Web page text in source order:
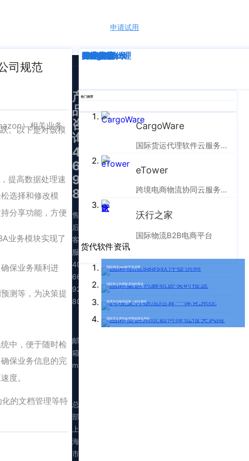
申请试用
司规范
）相关业务
。以下是对该模
提高数据处理速
选择和修改模
分享功能，方便
业务模块实现了
保业务顺利进
测等，为决策提
中，便于随时检
保业务信息的完
度。
的文档管理等特
深度解析
企业动态
行业资讯
eTower
CargoWare
跨境电商
国际货运代理
SaaS云技术
国际物流
热门推荐
CargoWare
国际货运代理软件云服务平台
eTower
跨境电商物流协同云服务平台
沃行之家
国际物流B2B电商平台
货代软件资讯
国际物流saas软件提供商
国际集运包裹轨迹实时推送
跨境支付物流结算一体化系统
国际货运系统如何降低报关风险
产
品
咨
询：
400-
665-
9211（转
830）
售
后
客
服：
400-
665-
9211（转
808）
邮
箱：
marketing@walltechsystem.cn
总
部：
上
海
市